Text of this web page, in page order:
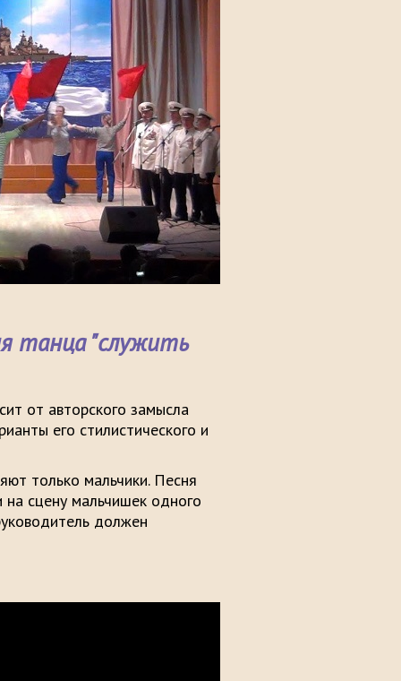
танца "служить
от авторского замысла
его стилистического и
только мальчики. Песня
на сцену мальчишек одного
должен
особенности.